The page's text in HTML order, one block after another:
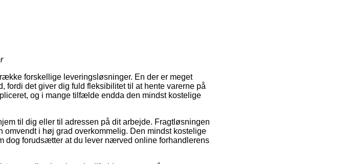
forskellige leveringsløsninger. En der er meget
fordi det giver dig fuld fleksibilitet til at hente varerne på
og i mange tilfælde endda den mindst kostelige
til dig eller til adressen på dit arbejde. Fragtløsningen
i høj grad overkommelig. Den mindst kostelige
dog forudsætter at du lever nærved online forhandlerens